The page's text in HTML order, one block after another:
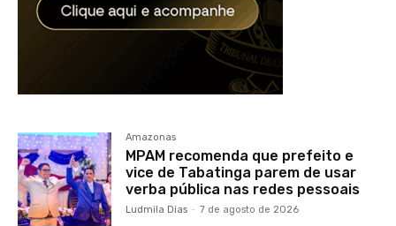
Amazonas
MPAM recomenda que prefeito e
vice de Tabatinga parem de usar
verba pública nas redes pessoais
Ludmila Dias - 7 de agosto de 2026